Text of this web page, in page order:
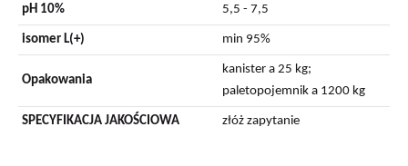
pH 10% 5,5 - 7,5
isomer L(+) min 95%
Opakowania
kanister a 25 kg;
paletopojemnik a 1200 kg
SPECYFIKACJA JAKOŚCIOWA złóż zapytanie